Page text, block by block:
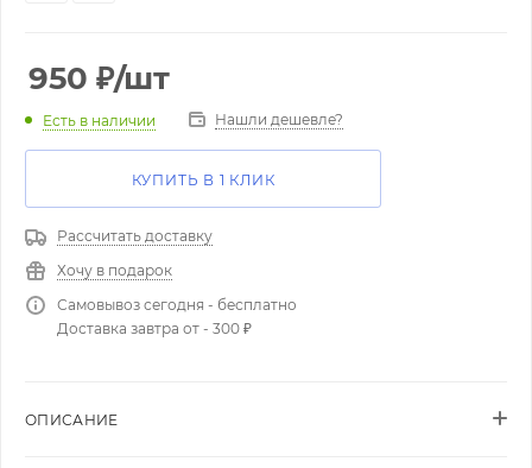
950 ₽/шт
Есть в наличии Нашли дешевле?
КУПИТЬ В 1 КЛИК
Рассчитать доставку
Хочу в подарок
Самовывоз сегодня - бесплатно
Доставка завтра от - 300 ₽
ОПИСАНИЕ